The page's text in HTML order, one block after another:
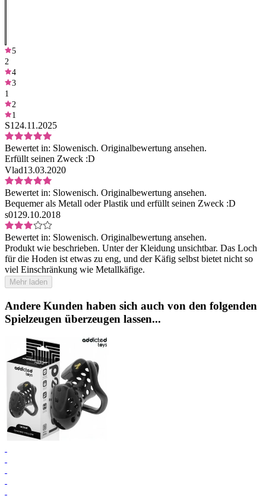
5
2
4
3
1
2
1
S1 24.11.2025
Bewertet in: Slowenisch. Originalbewertung ansehen.
Erfüllt seinen Zweck :D
Vlad13.03.2020
Bewertet in: Slowenisch. Originalbewertung ansehen.
Bequemer als Metall oder Plastik und erfüllt seinen Zweck :D
s01 29.10.2018
Bewertet in: Slowenisch. Originalbewertung ansehen.
Produkt wie beschrieben. Unter der Kleidung unsichtbar. Das Loch
für die Hoden ist etwas zu eng, und der Käfig selbst bietet nicht so
viel Einschränkung wie Metallkäfige.
Mehr laden
Andere Kunden haben sich auch von den folgenden
Spielzeugen überzeugen lassen...